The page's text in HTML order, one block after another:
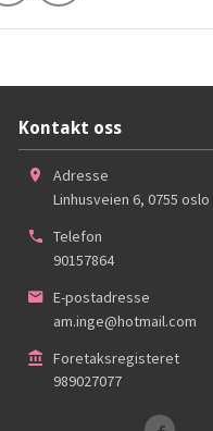
Kontakt oss
Adresse
Linhusveien 6, 0755 oslo
Telefon
90157864
E-postadresse
am.inge@hotmail.com
Foretaksregisteret
989027077